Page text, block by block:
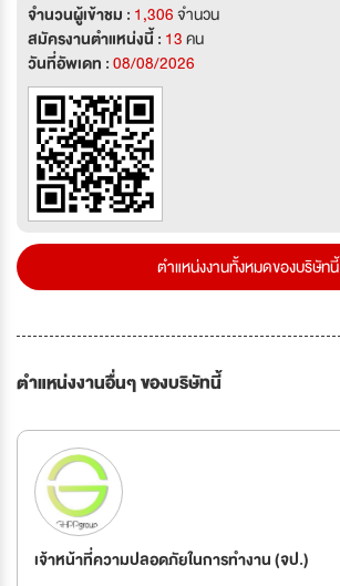
จำนวนผู้เข้าชม : 1,306จำนวน
สมัครงานตำแหน่งนี้ : 13คน
วันที่อัพเดท :08/08/2026
ตำแหน่งงานทั้งหมดของบริษัทนี้
ตำแหน่งงานอื่นๆ ของบริษัทนี้
เจ้าหน้าที่ความปลอดภัยในการทำงาน (จป.)